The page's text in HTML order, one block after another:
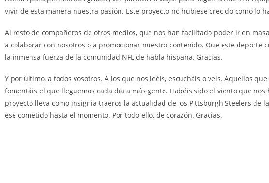
vivir de esta manera nuestra pasión. Este proyecto no hubiese crecido como lo
Al resto de compañeros de otros medios, que nos han facilitado poder ir en
a colaborar con nosotros o a promocionar nuestro contenido. Que este
la inmensa fuerza de la comunidad NFL de habla hispana. Gracias.
Y por último, a todos vosotros. A los que nos leéis, escucháis o veis. Aquellos
fomentáis el que lleguemos cada día a más gente. Habéis sido el viento que
proyecto lleva como insignia traeros la actualidad de los Pittsburgh Steelers
ese cometido hasta el momento. Por todo ello, de corazón. Gracias.